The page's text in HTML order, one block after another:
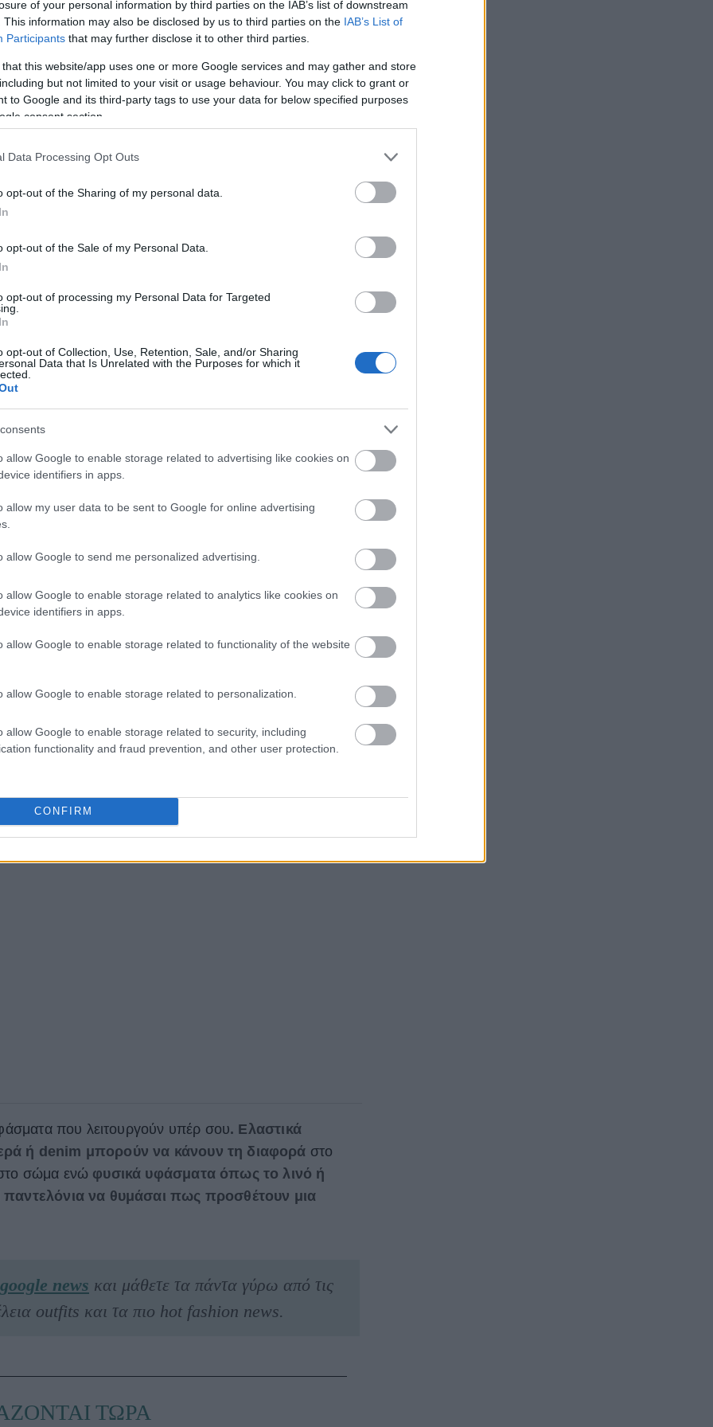
of your personal information by third parties on the IAB’s list of downstream
This information may also be disclosed by us to third parties on the IAB’s List of
Participants that may further disclose it to other third parties.
that this website/app uses one or more Google services and may gather and store
but not limited to your visit or usage behaviour. You may click to grant or
to Google and its third-party tags to use your data for below specified purposes
consent section.
Data Processing Opt Outs
opt-out of the Sharing of my personal data.
opt-out of the Sale of my Personal Data.
opt-out of processing my Personal Data for Targeted
opt-out of Collection, Use, Retention, Sale, and/or Sharing
Data that Is Unrelated with the Purposes for which it
allow Google to enable storage related to advertising like cookies on
identifiers in apps.
allow my user data to be sent to Google for online advertising
allow Google to send me personalized advertising.
allow Google to enable storage related to analytics like cookies on
identifiers in apps.
allow Google to enable storage related to functionality of the website
allow Google to enable storage related to personalization.
allow Google to enable storage related to security, including
functionality and fraud prevention, and other user protection.
CONFIRM
TIPS
πιο αμφιλεγόμενο παντελόνι της άνοιξης
στη μόδα και ξέρουμε πώς θα το
με στιλ
όταν επιλέγεις κάπρι
κολακεύει
σιλουέτα σου
ένα κάπρι παντελόνι πρέπει να έχεις στο μυαλό σου
στη μέση της γάμπας μπορούν εύκολα να «κόψουν»
σχέδια που εφαρμόζουν σωστά, με το τελείωμά
κάτω.
τα παπούτσια με τα οποία θα το συνδυάσεις.Τα
σιλουέτα, όπως γόβες, slingback ή και φλατ με
επιλογή.
που λειτουργούν υπέρ σου. Ελαστικά
ή denim μπορούν να κάνουν τη διαφορά στο
σώμα ενώ φυσικά υφάσματα όπως το λινό ή
να θυμάσαι πως προσθέτουν μια
google news και μάθετε τα πάντα γύρω από τις
outfits και τα πιο hot fashion news.
ΤΩΡΑ